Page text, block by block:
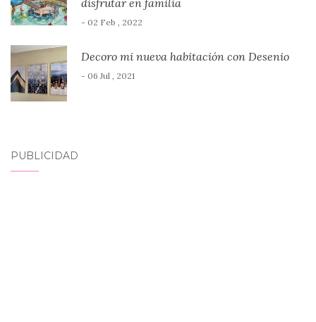
- 02 Feb , 2022
Decoro mi nueva habitación con Desenio
- 06 Jul , 2021
PUBLICIDAD